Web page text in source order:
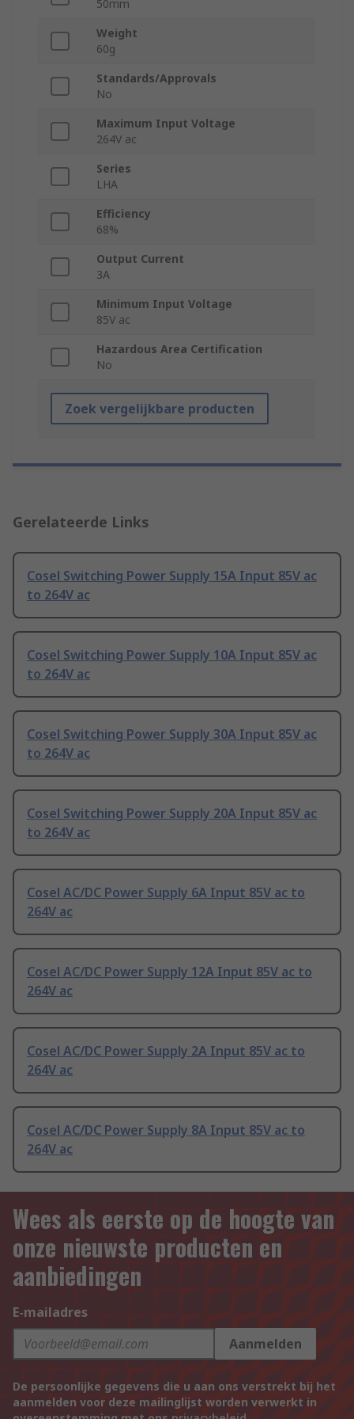
50mm
Weight
60g
Standards/Approvals
No
Maximum Input Voltage
264V ac
Series
LHA
Efficiency
68%
Output Current
3A
Minimum Input Voltage
85V ac
Hazardous Area Certification
No
Zoek vergelijkbare producten
Gerelateerde Links
Cosel Switching Power Supply 15A Input 85V ac
to 264V ac
Cosel Switching Power Supply 10A Input 85V ac
to 264V ac
Cosel Switching Power Supply 30A Input 85V ac
to 264V ac
Cosel Switching Power Supply 20A Input 85V ac
to 264V ac
Cosel AC/DC Power Supply 6A Input 85V ac to
264V ac
Cosel AC/DC Power Supply 12A Input 85V ac to
264V ac
Cosel AC/DC Power Supply 2A Input 85V ac to
264V ac
Cosel AC/DC Power Supply 8A Input 85V ac to
264V ac
Wees als eerste op de hoogte van
onze nieuwste producten en
aanbiedingen
E-mailadres
Aanmelden
De persoonlijke gegevens die u aan ons verstrekt bij het
aanmelden voor deze mailinglijst worden verwerkt in